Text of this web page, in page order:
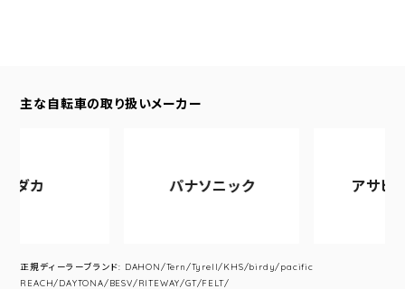
主な自転車の取り扱いメーカー
パナソニック アサヒサイクル
正規ディーラーブランド: DAHON/Tern/Tyrell/KHS/birdy/pacific
REACH/DAYTONA/BESV/RITEWAY/GT/FELT/